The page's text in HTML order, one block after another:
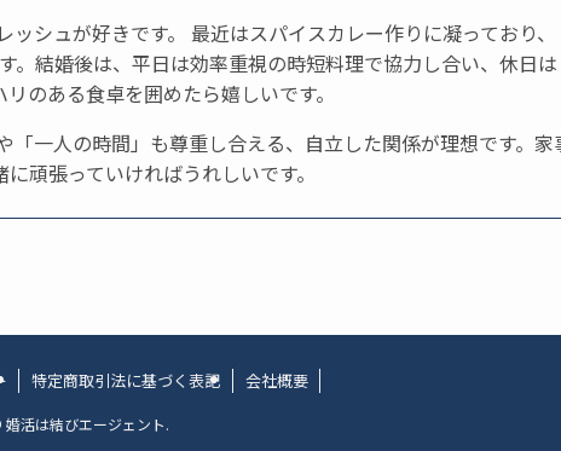
ッシュが好きです。 最近はスパイスカレー作りに凝っており、
。結婚後は、平日は効率重視の時短料理で協力し合い、休日は
のある食卓を囲めたら嬉しいです。
「一人の時間」も尊重し合える、自立した関係が理想です。家
頑張っていければうれしいです。
特定商取引法に基づく表記 会社概要
婚活は結びエージェント.